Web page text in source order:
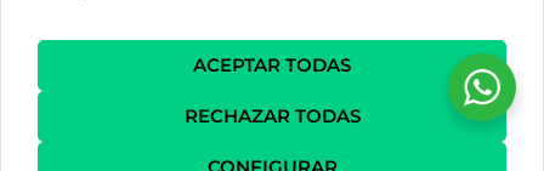
ACEPTAR TODAS
RECHAZAR TODAS